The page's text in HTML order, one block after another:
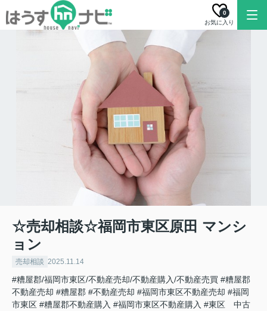
お気に入り
0
☆売却相談☆福岡市東区原田 マンシ
ョン
売却相談 2025.11.14
#糟屋郡/福岡市東区/不動産売却/不動産購入/不動産売買 #糟屋郡
不動産売却 #糟屋郡 #不動産売却 #福岡市東区不動産売却 #福岡
市東区 #糟屋郡不動産購入 #福岡市東区不動産購入 #東区 中古